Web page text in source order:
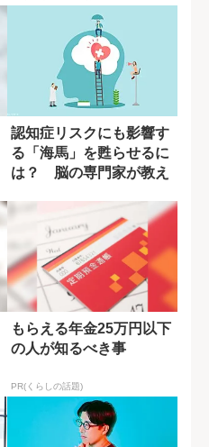
認知症リスクにも影響す
る「海馬」を甦らせるに
は？ 脳の専門家が教え
もらえる年金25万円以下
の人が知るべき事
PR(くらしの話題)